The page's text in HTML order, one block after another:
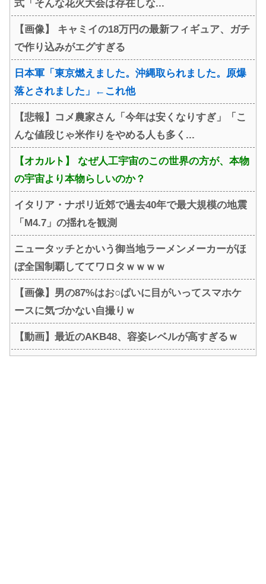
式「そんな花火大会は存在しな...
【画像】 キャミイの18万円の最新フィギュア、ガチ
で作り込みがエグすぎる
日本軍「東京燃えました。沖縄取られました。原爆
落とされました」←これ他
【悲報】コメ農家さん「今年は安くなりすぎ」「こ
んな値段じゃ米作りをやめる人も多く...
【オカルト】 なぜ人工宇宙のこの世界の方が、本物
の宇宙より本物らしいのか？
イタリア・ナポリ近郊で過去40年で最大規模の地震
「M4.7」の揺れを観測
ニュータッチとかいう御当地ラーメンメーカーがほ
ぼ全国制覇しててワロタｗｗｗｗ
【画像】男の87%はお○ぱいに目がいってスマホケ
ースに気づかない自撮りｗ
【動画】最近のAKB48、容姿レベルが高すぎるｗ